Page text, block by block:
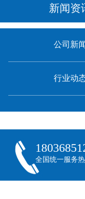
新闻资
公司新闻
行业动
全国统一服务